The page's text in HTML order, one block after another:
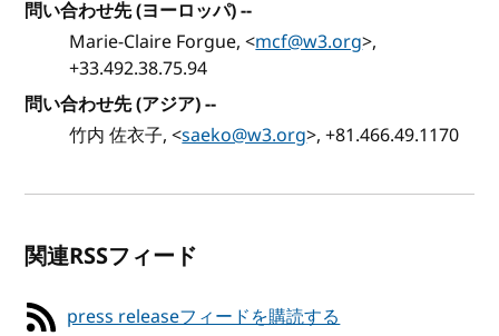
問い合わせ先 (ヨーロッパ) --
Marie-Claire Forgue, <mcf@w3.org>,
+33.492.38.75.94
問い合わせ先 (アジア) --
竹内 佐衣子, <saeko@w3.org>, +81.466.49.1170
関連RSSフィード
press releaseフィードを購読する